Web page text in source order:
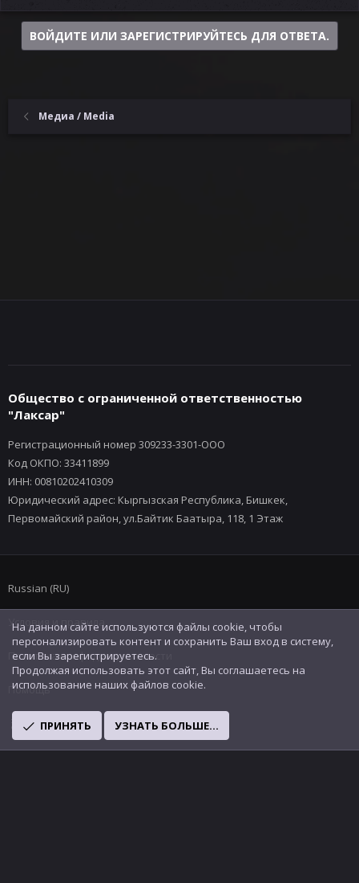
ВОЙДИТЕ ИЛИ ЗАРЕГИСТРИРУЙТЕСЬ ДЛЯ ОТВЕТА.
Медиа / Media
Общество с ограниченной ответственностью
"Лаксар"
Регистрационный номер 309233-3301-ООО
Код ОКПО: 33411899
ИНН: 00810202410309
Юридический адрес: Кыргызская Республика, Бишкек,
Первомайский район, ул.Байтик Баатыра, 118, 1 Этаж
Russian (RU)
Условия и правила
Политика конфиденциальности
Помощь
R
S
На данном сайте используются файлы cookie, чтобы
персонализировать контент и сохранить Ваш вход в систему,
если Вы зарегистрируетесь.
Продолжая использовать этот сайт, Вы соглашаетесь на
использование наших файлов cookie.
ПРИНЯТЬ УЗНАТЬ БОЛЬШЕ...